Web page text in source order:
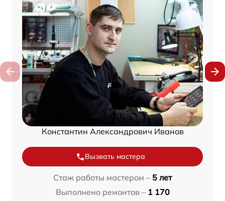
Константин Александрович Иванов
Вызвать мастера
Стаж работы мастером – 5 лет
Выполнено ремонтов – 1 170